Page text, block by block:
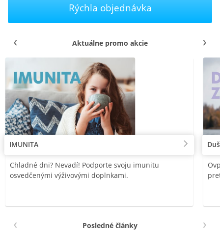
Rýchla objednávka
Aktuálne promo akcie
IMUNITA
Chladné dni? Nevadí! Podporte svoju imunitu
osvedčenými výživovými doplnkami.
Posledné články